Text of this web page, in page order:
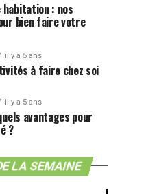
habitation : nos
bien faire votre
il y a 5 ans
à faire chez soi
il y a 5 ans
avantages pour
?
LA SEMAINE